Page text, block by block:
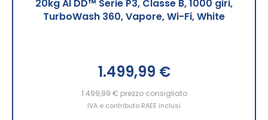
20kg AI DD™ Serie P3, Classe B, 1000 giri,
TurboWash 360, Vapore, Wi-Fi, White
1.499,99 €
1.499,99 € prezzo consigliato
IVA e contributo RAEE inclusi